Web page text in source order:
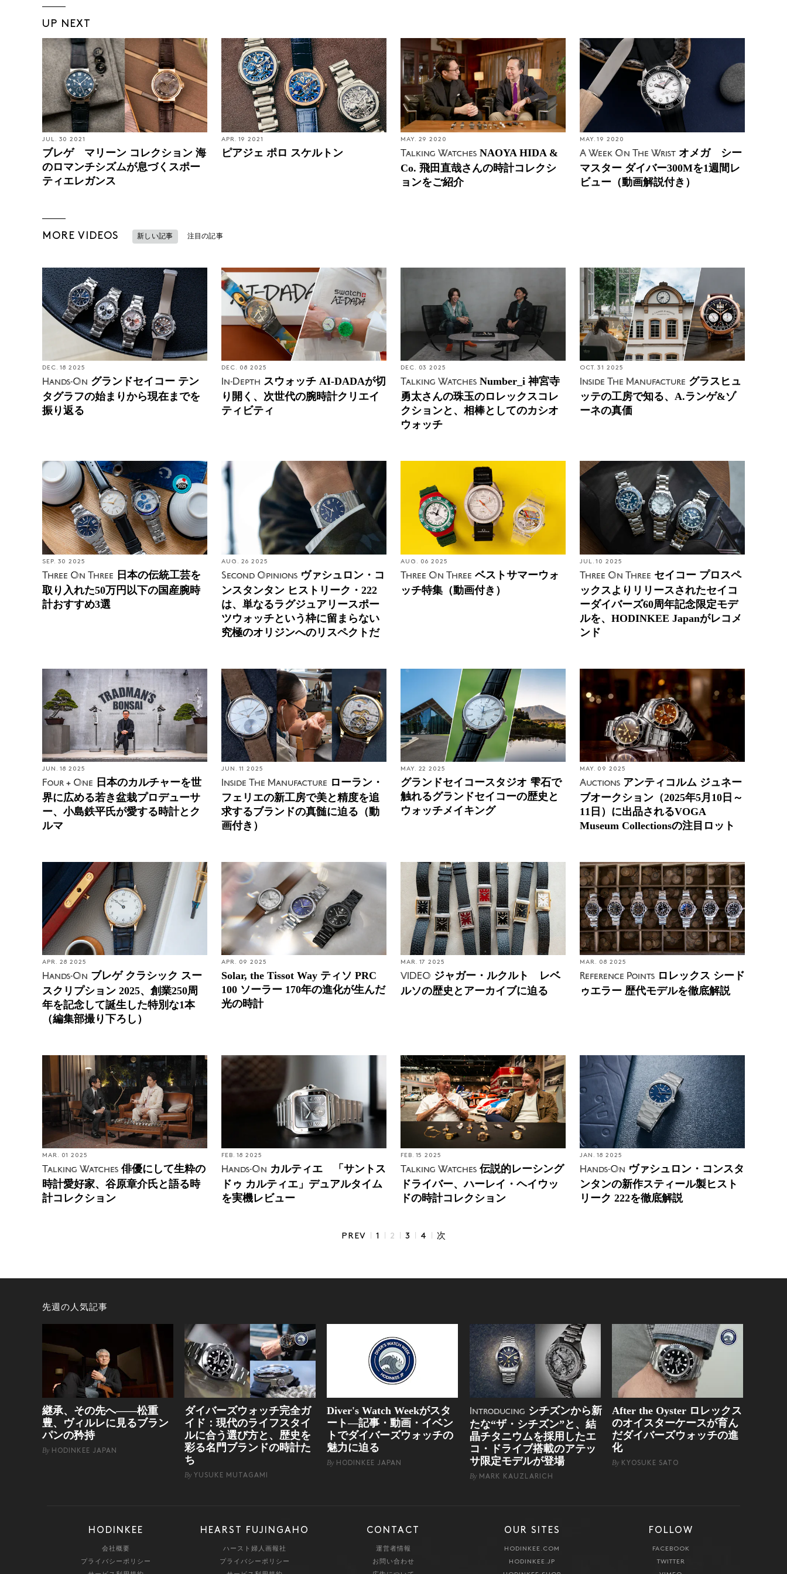
UP NEXT
JUL. 30 2021
ブレゲ マリーン コレクション 海
のロマンチシズムが息づくスポー
ティエレガンス
APR. 19 2021
ピアジェ ポロ スケルトン
MAY. 29 2020
Talking Watches NAOYA HIDA &
Co. 飛田直哉さんの時計コレクシ
ョンをご紹介
MAY. 19 2020
A Week On The Wrist オメガ シー
マスター ダイバー300Mを1週間レ
ビュー（動画解説付き）
MORE VIDEOS 新しい記事 注目の記事
DEC. 18 2025
Hands-On グランドセイコー テン
タグラフの始まりから現在までを
振り返る
DEC. 08 2025
In-Depth スウォッチ AI-DADAが切
り開く、次世代の腕時計クリエイ
ティビティ
DEC. 03 2025
Talking Watches Number_i 神宮寺
勇太さんの珠玉のロレックスコレ
クションと、相棒としてのカシオ
ウォッチ
OCT. 31 2025
Inside The Manufacture グラスヒュ
ッテの工房で知る、A.ランゲ&ゾ
ーネの真価
SEP. 30 2025
Three On Three 日本の伝統工芸を
取り入れた50万円以下の国産腕時
計おすすめ3選
AUG. 26 2025
Second Opinions ヴァシュロン・コ
ンスタンタン ヒストリーク・222
は、単なるラグジュアリースポー
ツウォッチという枠に留まらない
究極のオリジンへのリスペクトだ
AUG. 06 2025
Three On Three ベストサマーウォ
ッチ特集（動画付き）
JUL. 10 2025
Three On Three セイコー プロスペ
ックスよりリリースされたセイコ
ーダイバーズ60周年記念限定モデ
ルを、HODINKEE Japanがレコメ
ンド
JUN. 18 2025
Four + One 日本のカルチャーを世
界に広める若き盆栽プロデューサ
ー、小島鉄平氏が愛する時計とク
ルマ
JUN. 11 2025
Inside The Manufacture ローラン・
フェリエの新工房で美と精度を追
求するブランドの真髄に迫る（動
画付き）
MAY. 22 2025
グランドセイコースタジオ 雫石で
触れるグランドセイコーの歴史と
ウォッチメイキング
MAY. 09 2025
Auctions アンティコルム ジュネー
ブオークション（2025年5月10日～
11日）に出品されるVOGA
Museum Collectionsの注目ロット
APR. 28 2025
Hands-On ブレゲ クラシック スー
スクリプション 2025、創業250周
年を記念して誕生した特別な1本
（編集部撮り下ろし）
APR. 09 2025
Solar, the Tissot Way ティソ PRC
100 ソーラー 170年の進化が生んだ
光の時計
MAR. 17 2025
VIDEO ジャガー・ルクルト レベ
ルソの歴史とアーカイブに迫る
MAR. 08 2025
Reference Points ロレックス シード
ゥエラー 歴代モデルを徹底解説
MAR. 01 2025
Talking Watches 俳優にして生粋の
時計愛好家、谷原章介氏と語る時
計コレクション
FEB. 18 2025
Hands-On カルティエ 「サントス
ドゥ カルティエ」デュアルタイム
を実機レビュー
FEB. 15 2025
Talking Watches 伝説的レーシング
ドライバー、ハーレイ・ヘイウッ
ドの時計コレクション
JAN. 18 2025
Hands-On ヴァシュロン・コンスタ
ンタンの新作スティール製ヒスト
リーク 222を徹底解説
PREV | 1 | 2 | 3 | 4 | 次
先週の人気記事
継承、その先へ——松重
豊、ヴィルレに見るブラン
パンの矜持
By HODINKEE JAPAN
ダイバーズウォッチ完全ガ
イド：現代のライフスタイ
ルに合う選び方と、歴史を
彩る名門ブランドの時計た
ち
By YUSUKE MUTAGAMI
Diver's Watch Weekがスタ
ート―記事・動画・イベン
トでダイバーズウォッチの
魅力に迫る
By HODINKEE JAPAN
Introducing シチズンから新
たな“ザ・シチズン”と、結
晶チタニウムを採用したエ
コ・ドライブ搭載のアテッ
サ限定モデルが登場
ByMARK KAUZLARICH
After the Oyster ロレックス
のオイスターケースが育ん
だダイバーズウォッチの進
化
ByKYOSUKE SATO
HODINKEE
会社概要
プライバシーポリシー
HEARST FUJINGAHO
ハースト婦人画報社
プライバシーポリシー
CONTACT
運営者情報
お問い合わせ
OUR SITES
HODINKEE.COM
HODINKEE.JP
FOLLOW
FACEBOOK
TWITTER